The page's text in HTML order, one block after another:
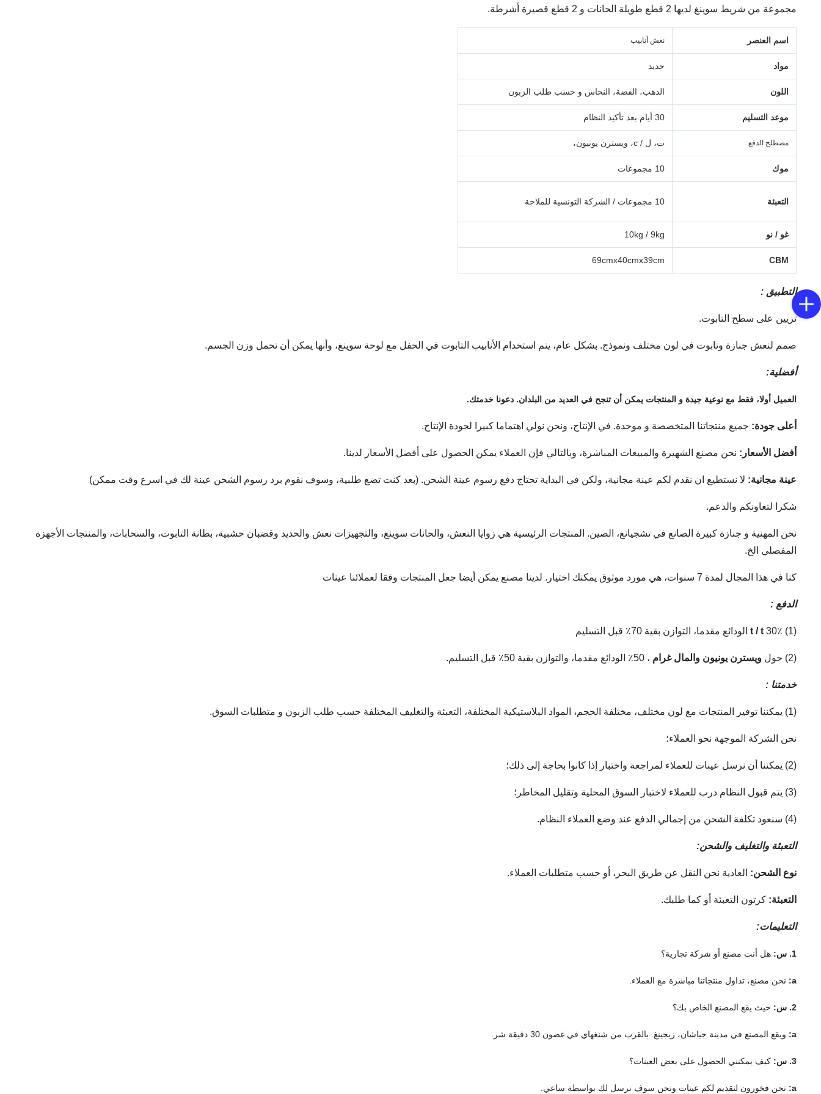
مجموعة من شريط سوينغ لديها 2 قطع طويلة الحانات و 2 قطع قصيرة أشرطة.
اسم العنصر نعش أنابيب
مواد حديد
اللون الذهب، الفضة، النحاس و حسب طلب الزبون
موعد التسليم 30 أيام بعد تأكيد النظام
مصطلح الدفع ت، ل / c، ويسترن يونيون،
موك 10 مجموعات
التعبئة 10 مجموعات / الشركة التونسية للملاحة
غو / نو 10kg / 9kg
CBM
69cmx40cmx39cm
التطبيق :
تزيين على سطح التابوت.
صمم لنعش جنازة وتابوت في لون مختلف ونموذج. بشكل عام، يتم استخدام الأنابيب التابوت في الحفل مع لوحة سوينغ، وأنها يمكن أن تحمل وزن الجسم.
أفضلية:
العميل أولا، فقط مع نوعية جيدة و المنتجات يمكن أن تنجح في العديد من البلدان. دعونا خدمتك.
أعلى جودة: جميع منتجاتنا المتخصصة و موحدة. في الإنتاج، ونحن نولي اهتماما كبيرا لجودة الإنتاج.
أفضل الأسعار: نحن مصنع الشهيرة والمبيعات المباشرة، وبالتالي فإن العملاء يمكن الحصول على أفضل الأسعار لدينا.
عينة مجانية: لا نستطيع ان نقدم لكم عينة مجانية، ولكن في البداية تحتاج دفع رسوم عينة الشحن. (بعد كنت تضع طلبية، وسوف نقوم برد رسوم الشحن عينة لك في اسرع وقت ممكن)
شكرا لتعاونكم والدعم.
نحن المهنية و جنازة كبيرة الصانع في تشجيانغ، الصين. المنتجات الرئيسية هي زوايا النعش، والحانات سوينغ، والتجهيزات نعش والحديد وقضبان خشبية، بطانة التابوت، والسحابات، والمنتجات الأجهزة
المفصلي الخ.
كنا في هذا المجال لمدة 7 سنوات، هي مورد موثوق يمكنك اختيار. لدينا مصنع يمكن أيضا جعل المنتجات وفقا لعملائنا عينات
الدفع :
(1) 30٪ t / t الودائع مقدما، التوازن بقية 70٪ قبل التسليم
(2) حول ويسترن يونيون والمال غرام ، 50٪ الودائع مقدما، والتوازن بقية 50٪ قبل التسليم.
خدمتنا :
(1) يمكننا توفير المنتجات مع لون مختلف، مختلفة الحجم، المواد البلاستيكية المختلفة، التعبئة والتغليف المختلفة حسب طلب الزبون و متطلبات السوق.
نحن الشركة الموجهة نحو العملاء؛
(2) يمكننا أن نرسل عينات للعملاء لمراجعة واختبار إذا كانوا بحاجة إلى ذلك؛
(3) يتم قبول النظام درب للعملاء لاختبار السوق المحلية وتقليل المخاطر؛
(4) سنعود تكلفة الشحن من إجمالي الدفع عند وضع العملاء النظام.
التعبئة والتغليف والشحن:
نوع الشحن: العادية نحن النقل عن طريق البحر، أو حسب متطلبات العملاء.
التعبئة: كرتون التعبئة أو كما طلبك.
التعليمات:
1. س: هل أنت مصنع أو شركة تجارية؟
a: نحن مصنع، تداول منتجاتنا مباشرة مع العملاء.
2. س: حيث يقع المصنع الخاص بك؟
a: ويقع المصنع في مدينة جياشان، زيجينغ. بالقرب من شنغهاي في غضون 30 دقيقة شر.
3. س: كيف يمكنني الحصول على بعض العينات؟
a: نحن فخورون لتقديم لكم عينات ونحن سوف نرسل لك بواسطة ساعي.